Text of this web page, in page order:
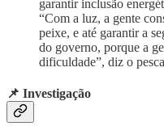
garantir inclusão
“Com a luz, a gente
peixe, e até garantir a
do governo, porque a
dificuldade”, diz o
📌 Investigação